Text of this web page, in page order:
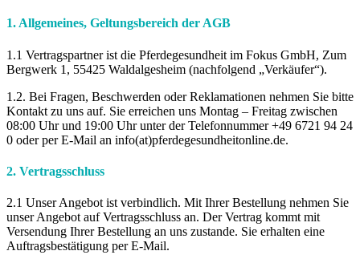
1. Allgemeines, Geltungsbereich der AGB
1.1 Vertragspartner ist die Pferdegesundheit im Fokus GmbH, Zum
Bergwerk 1, 55425 Waldalgesheim (nachfolgend „Verkäufer“).
1.2. Bei Fragen, Beschwerden oder Reklamationen nehmen Sie bitte
Kontakt zu uns auf. Sie erreichen uns Montag – Freitag zwischen
08:00 Uhr und 19:00 Uhr unter der Telefonnummer +49 6721 94 24
0 oder per E-Mail an info(at)pferdegesundheitonline.de.
2. Vertragsschluss
2.1 Unser Angebot ist verbindlich. Mit Ihrer Bestellung nehmen Sie
unser Angebot auf Vertragsschluss an. Der Vertrag kommt mit
Versendung Ihrer Bestellung an uns zustande. Sie erhalten eine
Auftragsbestätigung per E-Mail.